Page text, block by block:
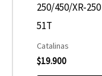
250/450/XR-250
51T
Catalinas
$19.900